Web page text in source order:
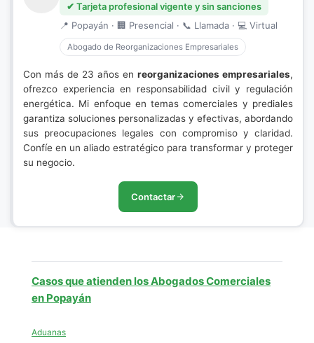
✔ Tarjeta profesional vigente y sin sanciones
📍 Popayán · 🏢 Presencial · 📞 Llamada · 💻 Virtual
Abogado de Reorganizaciones Empresariales
Con más de 23 años en reorganizaciones empresariales,
ofrezco experiencia en responsabilidad civil y regulación
energética. Mi enfoque en temas comerciales y prediales
garantiza soluciones personalizadas y efectivas, abordando
sus preocupaciones legales con compromiso y claridad.
Confíe en un aliado estratégico para transformar y proteger
su negocio.
Contactar
Casos que atienden los Abogados Comerciales
en Popayán
Aduanas